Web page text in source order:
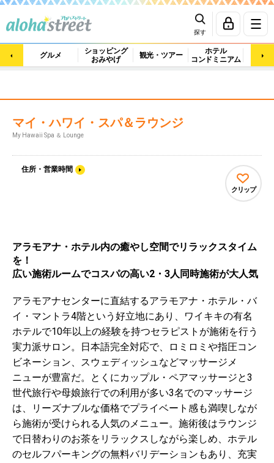
探す
グルメ
ショッピング
おみやげ
観光・ツアー
ホテル
コンドミニアム
マッ
マイ・ハワイ・スパ＆ラウンジ
My Hawaii Spa ＆ Lounge
住所・営業時間
クリップ
アラモアナ・ホテル内の癒やし空間でリラックスタイム
を！
広い施術ルームでコスパの高い2・3人同時施術が大人気
アラモアナセンターに直結するアラモアナ・ホテル・バ
イ・マントラ4階という好立地にあり、ワイキキの有名
ホテルで10年以上の経験を持つセラピストが施術を行う
実力派サロン。日本語完全対応で、ロミロミや指圧コン
ビネーション、スウェディッシュなどマッサージメ
ニューが豊富だ。とくにカップル・ペアマッサージと3
世代旅行や母娘旅行での利用が多い3名でのマッサージ
は、リーズナブルな価格でプライベート感も満喫しなが
ら施術が受けられる人気のメニュー。施術後はラウンジ
で日替わりのお茶をリラックスしながら楽しめ、ホテル
のセルフパーキングの無料バリデーションもあり、充実